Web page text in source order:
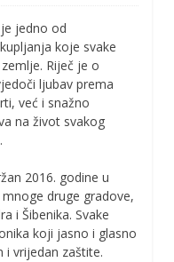
jedno od
koje svake
Riječ je o
ljubav prema
već i snažno
na život svakog
2016. godine u
druge gradove,
i Šibenika. Svake
koji jasno i glasno
i vrijedan zaštite.